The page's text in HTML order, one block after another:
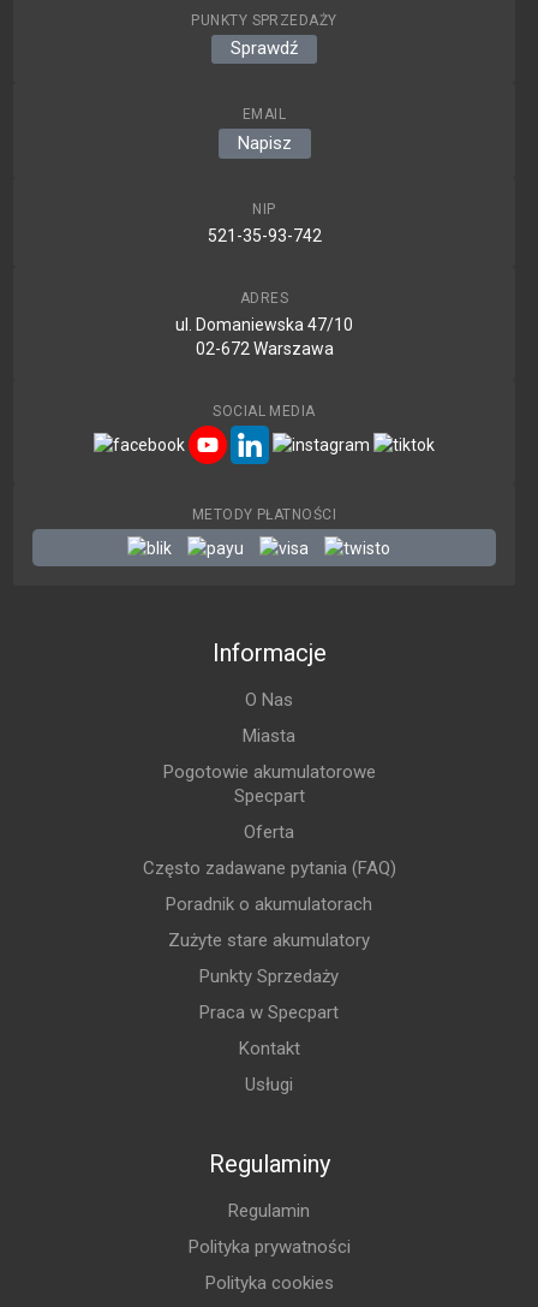
PUNKTY SPRZEDAŻY
Sprawdź
EMAIL
Napisz
NIP
521-35-93-742
ADRES
ul. Domaniewska 47/10
02-672 Warszawa
SOCIAL MEDIA
METODY PŁATNOŚCI
Informacje
O Nas
Miasta
Pogotowie akumulatorowe
Specpart
Oferta
Często zadawane pytania (FAQ)
Poradnik o akumulatorach
Zużyte stare akumulatory
Punkty Sprzedaży
Praca w Specpart
Kontakt
Usługi
Regulaminy
Regulamin
Polityka prywatności
Polityka cookies